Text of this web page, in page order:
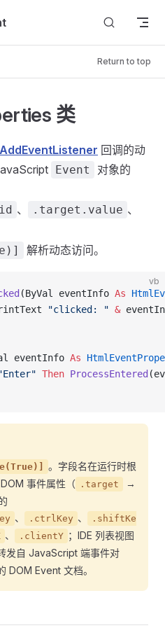
Return to top
类
回调的动
Event
对象的
、 .target.value 、
解析动态访问。
vb
(ByVal eventInfo As
"clicked: " &
eventInfo As
Then ProcessEntered
。字段名在运行时根
事件属性（
.target
→
、 .ctrlKey 、
.shiftKe
、 .clientY ；IDE 列表视图
发自 JavaScript 端事件对
DOM Event 文档。